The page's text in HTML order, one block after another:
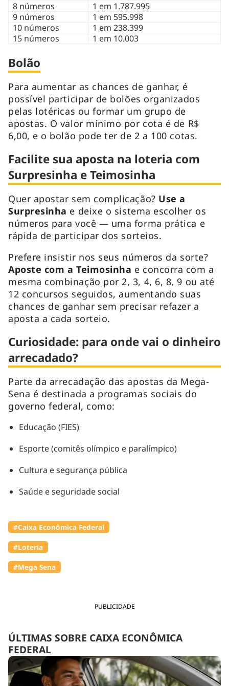
PUBLICIDADE
ÚLTIMAS SOBRE CAIXA ECONÔMICA
FEDERAL
8 números
1 em 1.787.995
9 números
1 em 595.998
10 números
1 em 238.399
15 números
1 em 10.003
Bolão
Para aumentar as chances de ganhar, é
possível participar de bolões organizados
pelas lotéricas ou formar um grupo de
apostas. O valor mínimo por cota é de R$
6,00, e o bolão pode ter de 2 a 100 cotas.
Facilite sua aposta na loteria com
Surpresinha e Teimosinha
Quer apostar sem complicação? Use a
Surpresinha e deixe o sistema escolher os
números para você — uma forma prática e
rápida de participar dos sorteios.
Prefere insistir nos seus números da sorte?
Aposte com a Teimosinha e concorra com a
mesma combinação por 2, 3, 4, 6, 8, 9 ou até
12 concursos seguidos, aumentando suas
chances de ganhar sem precisar refazer a
aposta a cada sorteio.
Curiosidade: para onde vai o dinheiro
arrecadado?
Parte da arrecadação das apostas da Mega-
Sena é destinada a programas sociais do
governo federal, como:
Educação (FIES)
Esporte (comitês olímpico e paralímpico)
Cultura e segurança pública
Saúde e seguridade social
#Caixa Econômica Federal
#Loteria
#Mega Sena